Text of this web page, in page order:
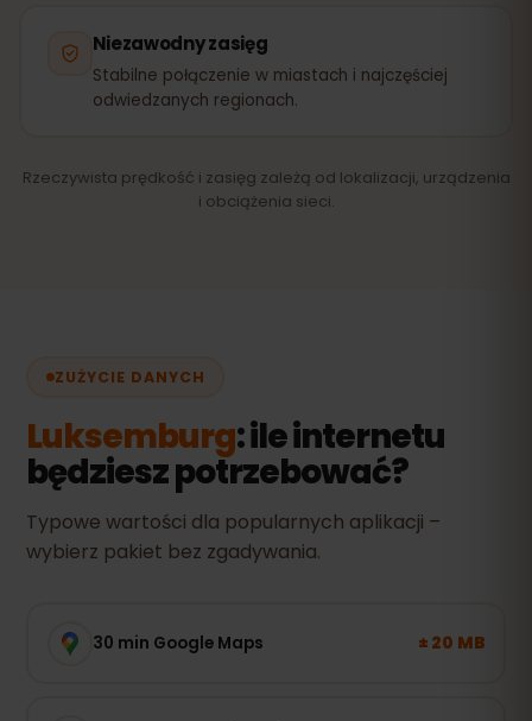
Niezawodny zasięg
Stabilne połączenie w miastach i najczęściej
odwiedzanych regionach.
Rzeczywista prędkość i zasięg zależą od lokalizacji, urządzenia
i obciążenia sieci.
ZUŻYCIE DANYCH
Luksemburg: ile internetu
będziesz potrzebować?
Typowe wartości dla popularnych aplikacji –
wybierz pakiet bez zgadywania.
30 min Google Maps ± 20 MB